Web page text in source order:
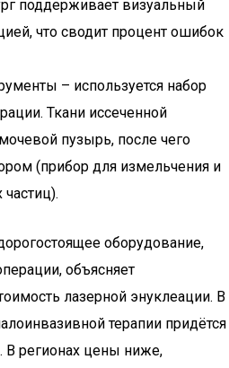
поддерживает визуальный
что сводит процент ошибок
– используется набор
Ткани иссеченной
пузырь, после чего
(прибор для измельчения и
оборудование,
объясняет
лазерной энуклеации. В
терапии придётся
В регионах цены ниже,